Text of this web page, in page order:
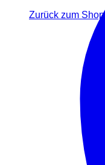
Zurück zum Shop